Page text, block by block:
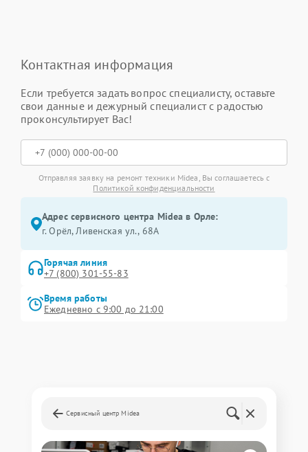
Контактная информация
Если требуется задать вопрос специалисту, оставьте
свои данные и дежурный специалист с радостью
проконсультирует Вас!
Отправляя заявку на ремонт техники Midea, Вы соглашаетесь с
Политикой конфиденциальности
Адрес сервисного центра Midea в Орле:
г. Орёл, Ливенская ул., 68А
Горячая линия
+7 (800) 301-55-83
Время работы
Ежедневно с 9:00 до 21:00
Сервисный центр Midea